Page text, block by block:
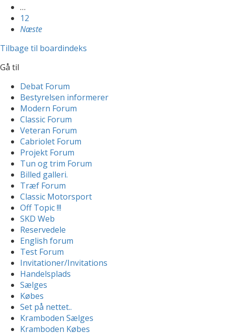
…
12
Næste
Tilbage til boardindeks
Gå til
Debat Forum
Bestyrelsen informerer
Modern Forum
Classic Forum
Veteran Forum
Cabriolet Forum
Projekt Forum
Tun og trim Forum
Billed galleri.
Træf Forum
Classic Motorsport
Off Topic !!!
SKD Web
Reservedele
English forum
Test Forum
Invitationer/Invitations
Handelsplads
Sælges
Købes
Set på nettet..
Kramboden Sælges
Kramboden Købes